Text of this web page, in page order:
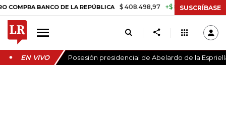
BANCO DE LA REPÚBLICA $ 408.498,97 +$ 8.753,81 +2,19% TASA
SUSCRÍBASE
EN VIVO Posesión presidencial de Abelardo de la